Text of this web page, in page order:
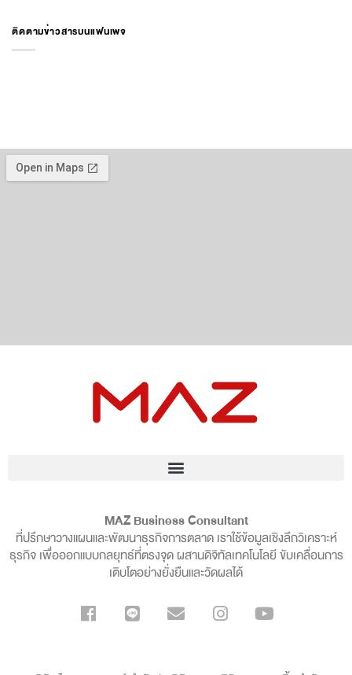
ติดตามข่าวสารบนแฟนเพจ
MAZ Business Consultant
ที่ปรึกษาวางแผนและพัฒนาธุรกิจการตลาด เราใช้ข้อมูลเชิงลึกวิเคราะห์
ธุรกิจ เพื่อออกแบบกลยุทธ์ที่ตรงจุด ผสานดิจิทัลเทคโนโลยี ขับเคลื่อนการ
เติบโตอย่างยั่งยืนและวัดผลได้